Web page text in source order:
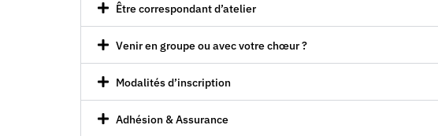
Être correspondant d’atelier
Venir en groupe ou avec votre chœur ?
Modalités d’inscription
Adhésion & Assurance